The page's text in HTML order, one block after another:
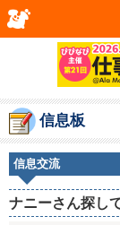
信息板
信息交流
ナニーさん探し